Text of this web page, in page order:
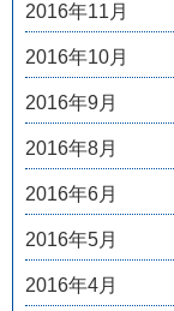
2016年11月
2016年10月
2016年9月
2016年8月
2016年6月
2016年5月
2016年4月